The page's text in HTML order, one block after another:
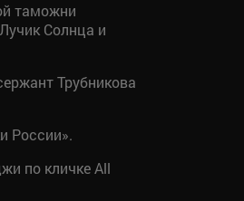
таможни
Солнца и
Трубникова
России».
по кличке All